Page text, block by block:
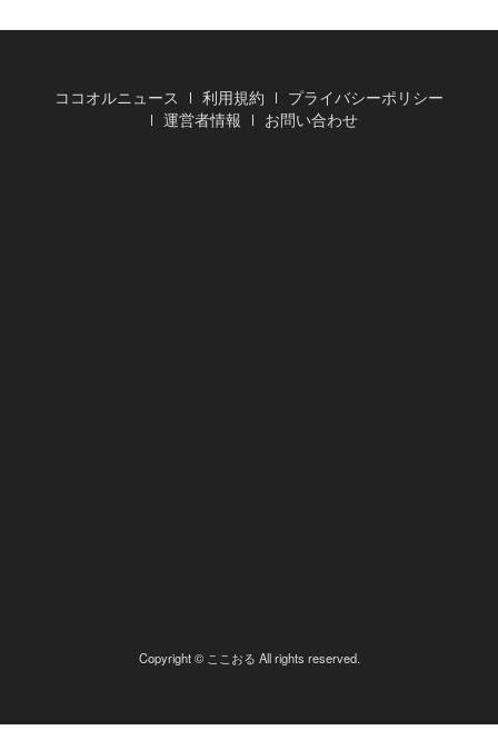
ココオルニュース 利用規約
プライバシーポリシー
運営者情報
お問い合わせ
Copyright © ここおる All rights reserved.